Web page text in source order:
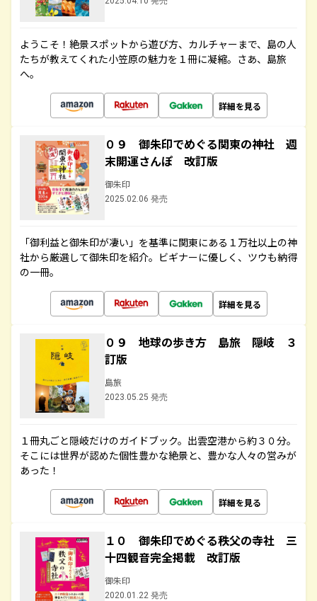
ようこそ！絶景スポットから遊び方、カルチャーまで、島の人
たちが教えてくれた小笠原の魅力を１冊に凝縮。さあ、島旅
へ。
詳細を見る
０９ 御朱印でめぐる関東の神社 週
末開運さんぽ 改訂版
御朱印
2025.02.06 発売
「御利益と御朱印が凄い」を基準に関東にある１万社以上の神
社から厳選して御朱印を紹介。ビギナーに優しく、ツウも納得
の一冊。
詳細を見る
０９ 地球の歩き方 島旅 隠岐 ３
訂版
島旅
2023.05.25 発売
１冊丸ごと隠岐だけのガイドブック。出雲空港から約３０分。
そこには世界が認めた個性豊かな絶景と、豊かな人々の営みが
あった！
詳細を見る
１０ 御朱印でめぐる秩父の寺社 三
十四観音完全掲載 改訂版
御朱印
2020.01.22 発売